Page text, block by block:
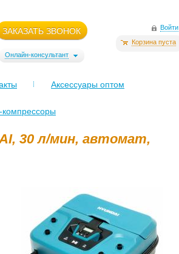
ЗАКАЗАТЬ ЗВОНОК
Онлайн-консультант
Войти
Корзина пуста
Аксессуары оптом
компрессоры
30 л/мин, автомат,